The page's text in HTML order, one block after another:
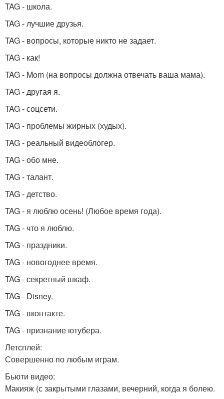
TAG - школа.
TAG - лучшие друзья.
TAG - вопросы, которые никто не задает.
TAG - как!
TAG - Mom (на вопросы должна отвечать ваша мама).
TAG - другая я.
TAG - соцсети.
TAG - проблемы жирных (худых).
TAG - реальный видеоблогер.
TAG - обо мне.
TAG - талант.
TAG - детство.
TAG - я люблю осень! (Любое время года).
TAG - что я люблю.
TAG - праздники.
TAG - новогоднее время.
TAG - секретный шкаф.
TAG - Disney.
TAG - вконтакте.
TAG - признание ютубера.
Летсплей:
Совершенно по любым играм.
Бьюти видео:
Макияж (с закрытыми глазами, вечерний, когда я болею.